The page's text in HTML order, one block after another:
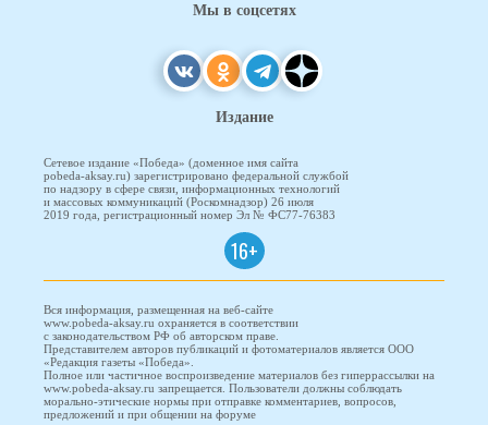
Мы в соцсетях
Издание
Сетевое издание «Победа» (доменное имя сайта
pobeda-aksay.ru) зарегистрировано федеральной службой
по надзору в сфере связи, информационных технологий
и массовых коммуникаций (Роскомнадзор) 26 июля
2019 года, регистрационный номер Эл № ФС77-76383
16+
Вся информация, размещенная на веб-сайте
www.pobeda-aksay.ru охраняется в соответствии
с законодательством РФ об авторском праве.
Представителем авторов публикаций и фотоматериалов является ООО
«Редакция газеты «Победа».
Полное или частичное воспроизведение материалов без гиперрассылки на
www.pobeda-aksay.ru запрещается. Пользователи должны соблюдать
морально-этические нормы при отправке комментариев, вопросов,
предложений и при общении на форуме